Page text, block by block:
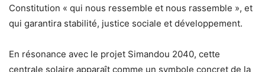
Constitution « qui nous ressemble et nous rassemble », et
qui garantira stabilité, justice sociale et développement.
En résonance avec le projet Simandou 2040, cette
centrale solaire apparaît comme un symbole concret de la